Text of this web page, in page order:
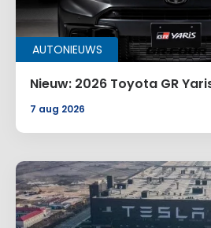
AUTONIEUWS
Nieuw: 2026 Toyota GR
7 aug 2026